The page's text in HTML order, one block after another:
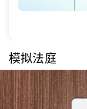
模拟法庭